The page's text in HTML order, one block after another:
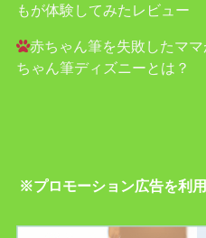
もが体験してみたレビュー
赤ちゃん筆を失敗したマ
ちゃん筆ディズニーとは？
※プロモーション広告を利